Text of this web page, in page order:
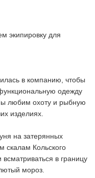
экипировку для
в компанию, чтобы
одежду
любим охоту и рыбную
изделиях.
на затерянных
скалам Кольского
в границу
мороз.